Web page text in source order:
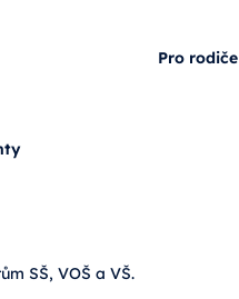
Pro rodiče
SŠ, VOŠ a VŠ.